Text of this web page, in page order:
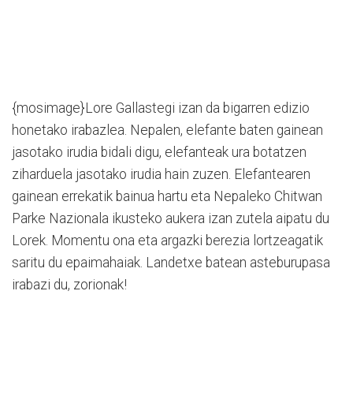
{mosimage}Lore Gallastegi izan da bigarren edizio
honetako irabazlea. Nepalen, elefante baten gainean
jasotako irudia bidali digu, elefanteak ura botatzen
ziharduela jasotako irudia hain zuzen. Elefantearen
gainean errekatik bainua hartu eta Nepaleko Chitwan
Parke Nazionala ikusteko aukera izan zutela aipatu du
Lorek. Momentu ona eta argazki berezia lortzeagatik
saritu du epaimahaiak. Landetxe batean asteburupasa
irabazi du, zorionak!